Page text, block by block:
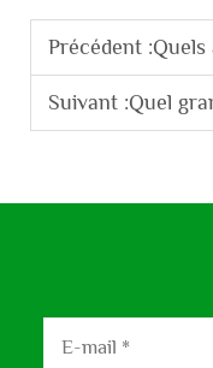
Précédent :Quels
Suivant :Quel grammage